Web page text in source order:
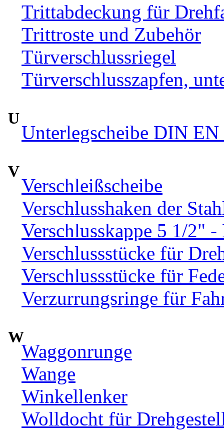
Trittabdeckung für
Trittroste und Zubehör
Türverschlussriegel
Türverschlusszapfen,
U
Unterlegscheibe DIN
V
Verschleißscheibe
Verschlusshaken der
Verschlusskappe 5 1/2"
Verschlussstücke für
Verschlussstücke für
Verzurrungsringe für
W
Waggonrunge
Wange
Winkellenker
Wolldocht für